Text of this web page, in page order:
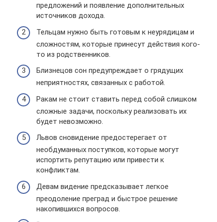
предложений и появление дополнительных
источников дохода.
Тельцам нужно быть готовым к неурядицам и
сложностям, которые принесут действия кого-
то из родственников.
Близнецов сон предупреждает о грядущих
неприятностях, связанных с работой.
Ракам не стоит ставить перед собой слишком
сложные задачи, поскольку реализовать их
будет невозможно.
Львов сновидение предостерегает от
необдуманных поступков, которые могут
испортить репутацию или привести к
конфликтам.
Девам видение предсказывает легкое
преодоление преград и быстрое решение
накопившихся вопросов.